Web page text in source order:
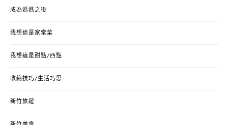
成為媽媽之後
我想這是家常菜
我想這是甜點/西點
收納技巧/生活巧思
新竹旅遊